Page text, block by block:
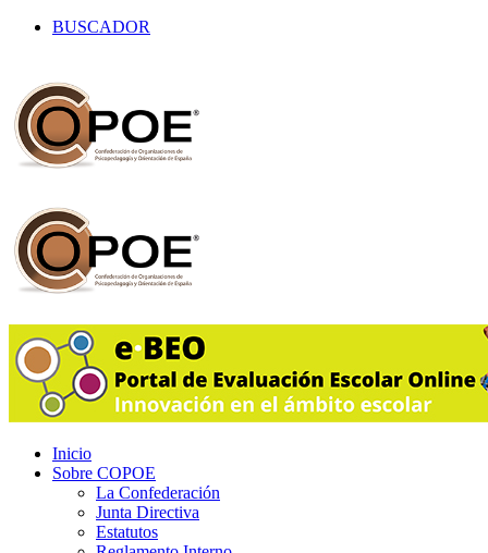
BUSCADOR
Inicio
Sobre COPOE
La Confederación
Junta Directiva
Estatutos